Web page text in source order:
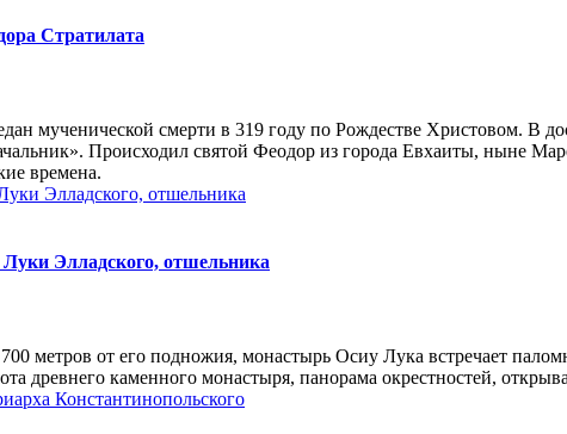
Стратилата
му­че­ни­че­ской смер­ти в 319 го­ду по Рож­де­стве Хри­сто­вом. В
Про­ис­хо­дил свя­той Фе­о­дор из го­ро­да Ев­ха­и­ты, ныне
вре­ме­на.
Элладского, отшельника
мет­ров от его под­но­жия, мо­на­стырь Осиу Лу­ка встре­ча­ет
древ­не­го ка­мен­но­го мо­на­сты­ря, па­но­ра­ма окрест­но­стей,